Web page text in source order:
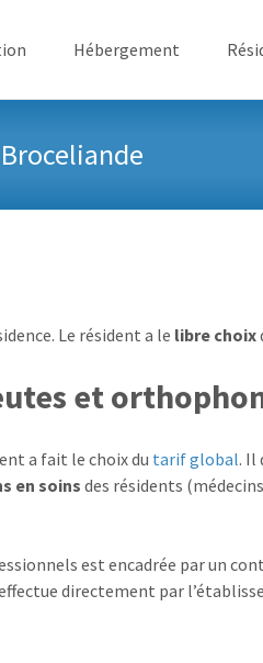
Hébergement
Le résident a le libre choix
et
a fait le choix du tarif global. Il
en soins des résidents
est encadrée par un
directement par